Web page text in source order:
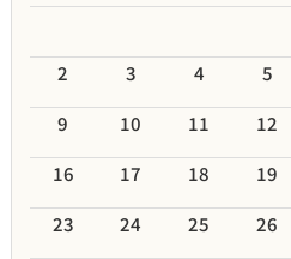
2
3 4 5
9
10 11 12
16
17 18 19
23
24 25 26